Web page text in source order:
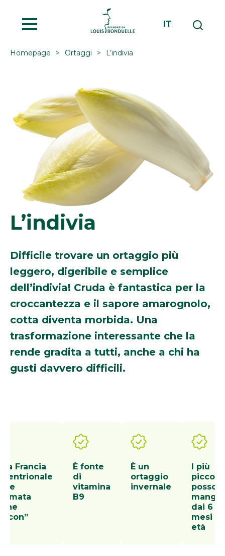
IT
Homepage Ortaggi L’indivia
L’indivia
Difficile trovare un ortaggio più
leggero, digeribile e semplice
dell’indivia! Cruda è fantastica per la
croccantezza e il sapore amarognolo,
cotta diventa morbida. Una
trasformazione interessante che la
rende gradita a tutti, anche a chi ha
gusti davvero difficili.
Francia
È fonte
di
vitamina
B9
È un
ortaggio
invernale
I più
piccoli
dai 6
mesi di
età